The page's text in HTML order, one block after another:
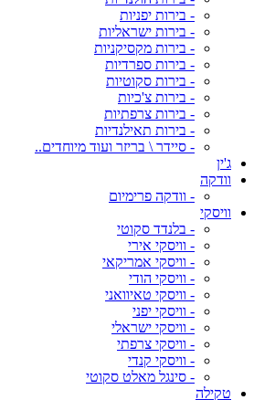
- בירות יפניות
- בירות ישראליות
- בירות מקסיקניות
- בירות ספרדיות
- בירות סקוטיות
- בירות צ'כיות
- בירות צרפתיות
- בירות תאילנדיות
- סיידר \ בריזר ועוד מיוחדים..
ג'ין
וודקה
- וודקה פרימיום
וויסקי
- בלנדד סקוטי
- וויסקי אירי
- וויסקי אמריקאי
- וויסקי הודי
- וויסקי טאיוואני
- וויסקי יפני
- וויסקי ישראלי
- וויסקי צרפתי
- וויסקי קנדי
- סינגל מאלט סקוטי
טקילה